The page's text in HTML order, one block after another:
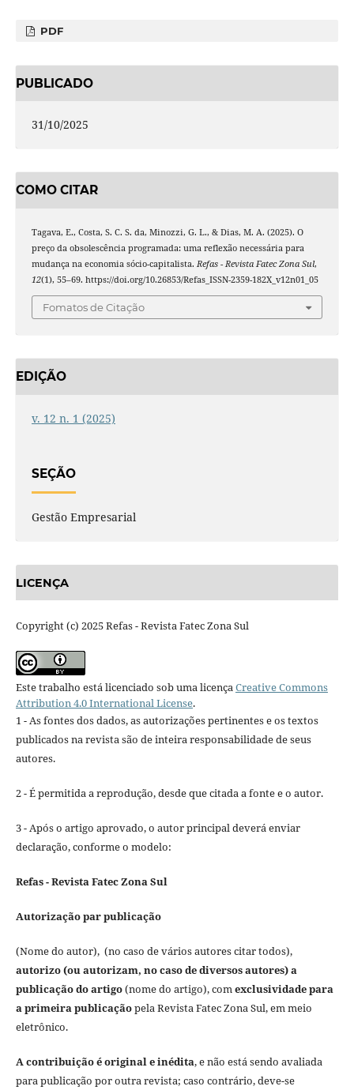
PDF
PUBLICADO
31/10/2025
COMO CITAR
Tagava, E., Costa, S. C. S. da, Minozzi, G. L., & Dias, M. A. (2025). O
preço da obsolescência programada: uma reflexão necessária para
mudança na economia sócio-capitalista. Refas - Revista Fatec Zona Sul,
12(1), 55–69. https://doi.org/10.26853/Refas_ISSN-2359-182X_v12n01_05
Fomatos de Citação
EDIÇÃO
v. 12 n. 1 (2025)
SEÇÃO
Gestão Empresarial
LICENÇA
Copyright (c) 2025 Refas - Revista Fatec Zona Sul
Este trabalho está licenciado sob uma licençaCreative Commons
Attribution 4.0 International License.
1 - As fontes dos dados, as autorizações pertinentes e os textos
publicados na revista são de inteira responsabilidade de seus
autores.
2 - É permitida a reprodução, desde que citada a fonte e o autor.
3 - Após o artigo aprovado, o autor principal deverá enviar
declaração, conforme o modelo:
Refas - Revista Fatec Zona Sul
Autorização par publicação
(Nome do autor), (no caso de vários autores citar todos),
autorizo (ou autorizam, no caso de diversos autores) a
publicação do artigo(nome do artigo), comexclusividade para
a primeira publicaçãopela Revista Fatec Zona Sul, em meio
eletrônico.
A contribuição é original e inédita, e não está sendo avaliada
para publicação por outra revista; caso contrário, deve-se